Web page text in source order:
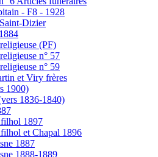
- F8 - 1928
Dizier
(PF)
n° 57
n° 59
et Viry frères
1900)
1836-1840)
1897
et Chapal 1896
1887
1888-1889